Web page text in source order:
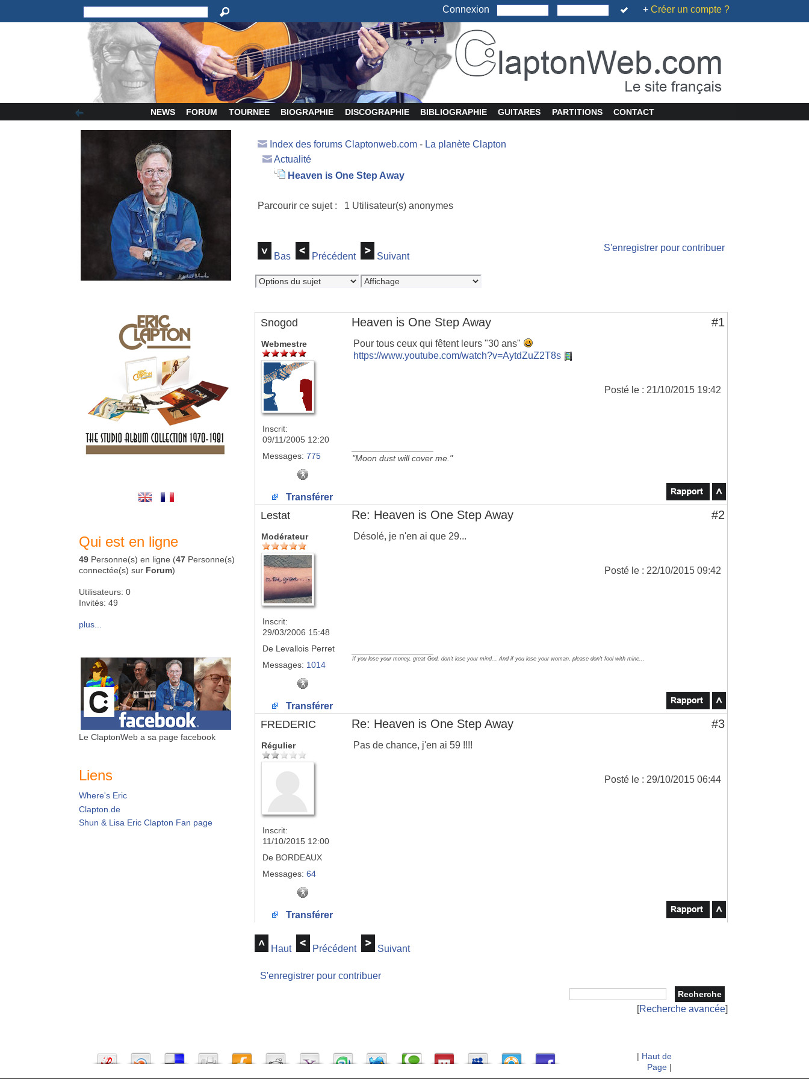
Connexion + Créer un compte ?
NEWS FORUM TOURNEE BIOGRAPHIE DISCOGRAPHIE BIBLIOGRAPHIE GUITARES PARTITIONS CONTACT
Qui est en ligne
49 Personne(s) en ligne (47 Personne(s)
connectée(s) sur Forum)
Utilisateurs: 0
Invités: 49
plus...
Le ClaptonWeb a sa page facebook
Liens
Where's Eric
Clapton.de
Shun & Lisa Eric Clapton Fan page
Index des forums Claptonweb.com - La planète Clapton
Actualité
Heaven is One Step Away
Parcourir ce sujet : 1 Utilisateur(s) anonymes
Bas Précédent Suivant
S'enregistrer pour contribuer
Snogod Heaven is One Step Away #1
Webmestre
Inscrit:
09/11/2005 12:20
Messages: 775
Pour tous ceux qui fêtent leurs "30 ans"
https://www.youtube.com/watch?v=AytdZuZ2T8s
Posté le : 21/10/2015 19:42
"Moon dust will cover me."
Transférer
Lestat Re: Heaven is One Step Away #2
Modérateur
Inscrit:
29/03/2006 15:48
De Levallois Perret
Messages: 1014
Désolé, je n'en ai que 29...
Posté le : 22/10/2015 09:42
If you lose your money, great God, don't lose your mind... And if you lose your woman, please don't fool with mine...
Transférer
FREDERIC Re: Heaven is One Step Away #3
Régulier
Inscrit:
11/10/2015 12:00
De BORDEAUX
Messages: 64
Pas de chance, j'en ai 59 !!!!
Posté le : 29/10/2015 06:44
Transférer
Haut Précédent Suivant
S'enregistrer pour contribuer
[Recherche avancée]
| Haut de
Page|